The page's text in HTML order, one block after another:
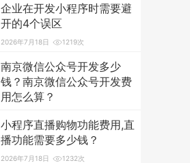
企业在开发小程序时需要避
开的4个误区
2026年7月18日 1219次
南京微信公众号开发多少
钱？南京微信公众号开发费
用怎么算？
小程序直播购物功能费用,直
播功能需要多少钱？
2026年7月18日 1232次